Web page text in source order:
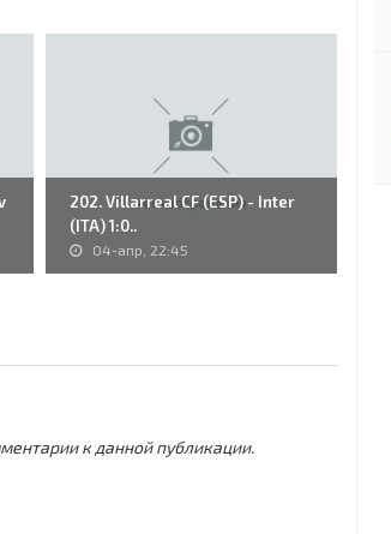
202. Villarreal CF (ESP) - Inter
(ITA) 1:0..
04-апр, 22:45
к данной публикации.